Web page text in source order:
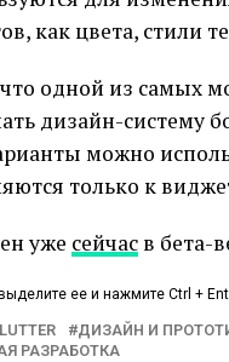
как цвета, стили
одной из самых
дизайн-систему
можно
только к
уже сейчас в бета-
ее и нажмите Ctrl +
ДИЗАЙН И
РАЗРАБОТКА